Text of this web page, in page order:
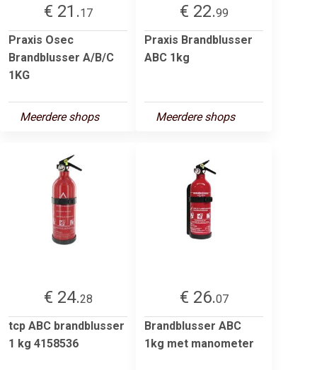
€ 21.17
Praxis Osec
Brandblusser A/B/C
1KG
Meerdere shops
€ 22.99
Praxis Brandblusser
ABC 1kg
Meerdere shops
€ 24.28
tcp ABC brandblusser
1 kg 4158536
€ 26.07
Brandblusser ABC
1kg met manometer